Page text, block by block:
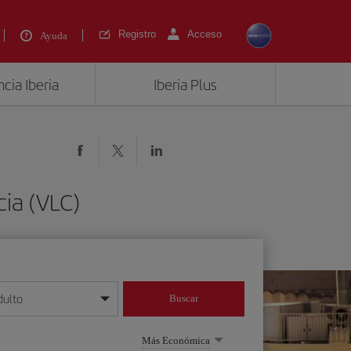
Ayuda Registro Acceso
Iberia Iberia Plus
(VLC)
mes/año
Buscar
Más Económica